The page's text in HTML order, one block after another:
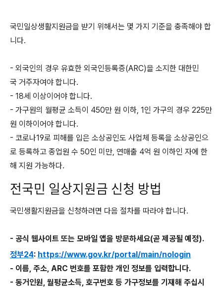
국민일상생활지원금을 받기 위해서는 몇 가지 기준을 충족해야 합
니다.
- 외국인의 경우 유효한 외국인등록증(ARC)을 소지한 대한민
국 거주자여야 합니다.
- 18세 이상이어야 합니다.
- 가구원의 월평균 소득이 450만 원 이하, 1인 가구의 경우 225만
원 이하이어야 합니다.
- 코로나19로 피해를 입은 소상공인도 사업체 등록을 소상공인으
로 등록하고 종업원 수 50인 미만, 연매출 4억 원 이하인 자에 한
해 지원 가능하다.
전국민 일상지원금 신청 방법
국민생활지원금을 신청하려면 다음 절차를 따라야 합니다.
- 공식 웹사이트 또는 모바일 앱을 방문하세요(곧 제공될 예정).
정부24: https://www.gov.kr/portal/main/nologin
- 이름, 주소, ARC 번호를 포함한 개인 정보를 입력합니다.
- 동거인원, 월평균소득, 호구번호 등 가구정보를 기재해 주십시